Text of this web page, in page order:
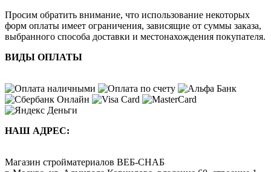
Просим обратить внимание, что использование некоторых
форм оплаты имеет ограничения, зависящие от суммы заказа,
выбранного способа доставки и местонахождения покупателя.
ВИДЫ ОПЛАТЫ
НАШ АДРЕС:
Магазин стройматериалов ВЕБ-СНАБ